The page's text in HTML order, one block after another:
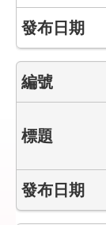
訊
站
導
覽
回
頁
English